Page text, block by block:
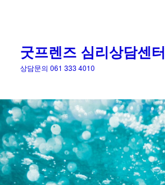
굿프렌즈 심리상담센터
상담문의 061 333 4010